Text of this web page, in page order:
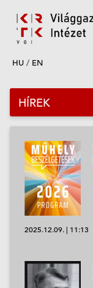
HU / EN
HÍREK
2025.12.09. | 11:13